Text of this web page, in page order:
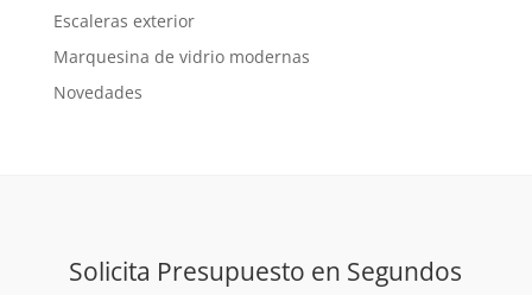
Escaleras exterior
Marquesina de vidrio modernas
Novedades
Solicita Presupuesto en Segundos